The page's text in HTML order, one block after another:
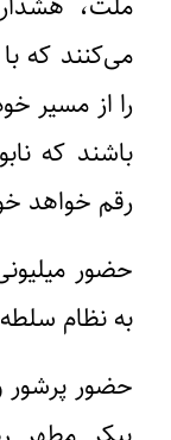
می‌کنند که
را از مسیر
باشند که
رقم خواهد
حضور
به نظام
حضور پرشور